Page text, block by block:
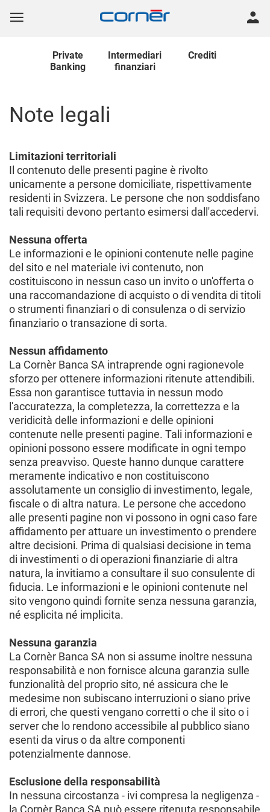
Private
Banking
Intermediari
finanziari
Crediti
Note legali
Limitazioni territoriali
Il contenuto delle presenti pagine è rivolto
unicamente a persone domiciliate, rispettivamente
residenti in Svizzera. Le persone che non soddisfano
tali requisiti devono pertanto esimersi dall'accedervi.
Nessuna offerta
Le informazioni e le opinioni contenute nelle pagine
del sito e nel materiale ivi contenuto, non
costituiscono in nessun caso un invito o un'offerta o
una raccomandazione di acquisto o di vendita di titoli
o strumenti finanziari o di consulenza o di servizio
finanziario o transazione di sorta.
Nessun affidamento
La Cornèr Banca SA intraprende ogni ragionevole
sforzo per ottenere informazioni ritenute attendibili.
Essa non garantisce tuttavia in nessun modo
l'accuratezza, la completezza, la correttezza e la
veridicità delle informazioni e delle opinioni
contenute nelle presenti pagine. Tali informazioni e
opinioni possono essere modificate in ogni tempo
senza preavviso. Queste hanno dunque carattere
meramente indicativo e non costituiscono
assolutamente un consiglio di investimento, legale,
fiscale o di altra natura. Le persone che accedono
alle presenti pagine non vi possono in ogni caso fare
affidamento per attuare un investimento o prendere
altre decisioni. Prima di qualsiasi decisione in tema
di investimenti o di operazioni finanziarie di altra
natura, la invitiamo a consultare il suo consulente di
fiducia. Le informazioni e le opinioni contenute nel
sito vengono quindi fornite senza nessuna garanzia,
né esplicita né implicita.
Nessuna garanzia
La Cornèr Banca SA non si assume inoltre nessuna
responsabilità e non fornisce alcuna garanzia sulle
funzionalità del proprio sito, né assicura che le
medesime non subiscano interruzioni o siano prive
di errori, che questi vengano corretti o che il sito o i
server che lo rendono accessibile al pubblico siano
esenti da virus o da altre componenti
potenzialmente dannose.
Esclusione della responsabilità
In nessuna circostanza - ivi compresa la negligenza -
la Cornèr Banca SA può essere ritenuta responsabile